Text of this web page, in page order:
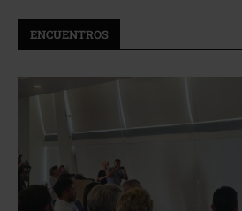
ENCUENTROS